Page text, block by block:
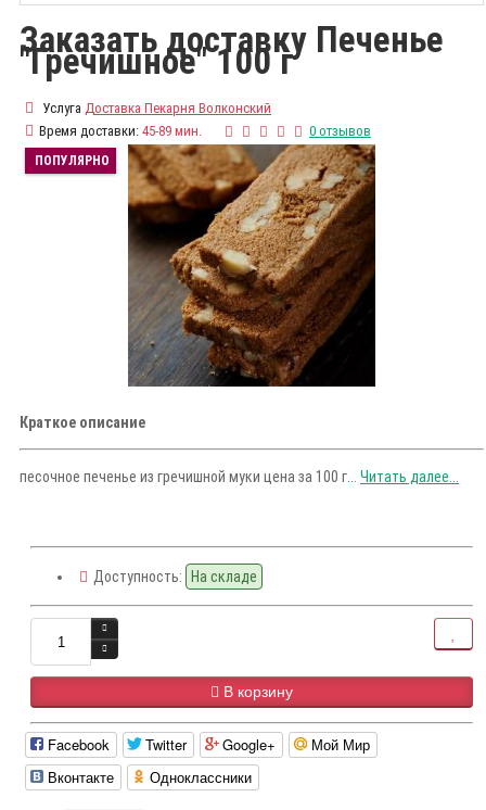
Заказать доставку Печенье
"Гречишное" 100 г
Услуга Доставка Пекарня Волконский
Время доставки: 45-89 мин. 0 отзывов
ПОПУЛЯРНО
Краткое описание
песочное печенье из гречишной муки цена за 100 г... Читать далее...
Доступность: На складе
В корзину
Facebook Twitter Google+
Мой Мир
Вконтакте
Одноклассники